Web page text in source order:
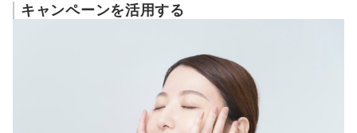
キャンペーンを活用する